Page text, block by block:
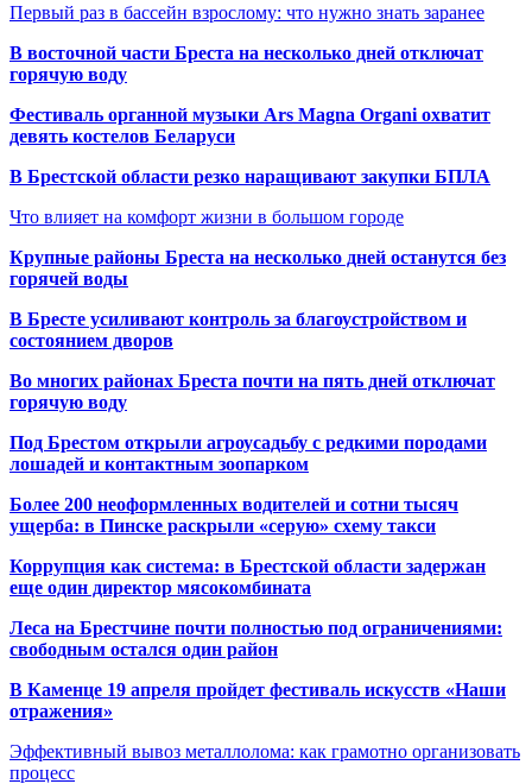
Первый раз в бассейн взрослому: что нужно знать заранее
В восточной части Бреста на несколько дней отключат
горячую воду
Фестиваль органной музыки Ars Magna Organi охватит
девять костелов Беларуси
В Брестской области резко наращивают закупки БПЛА
Что влияет на комфорт жизни в большом городе
Крупные районы Бреста на несколько дней останутся без
горячей воды
В Бресте усиливают контроль за благоустройством и
состоянием дворов
Во многих районах Бреста почти на пять дней отключат
горячую воду
Под Брестом открыли агроусадьбу с редкими породами
лошадей и контактным зоопарком
Более 200 неоформленных водителей и сотни тысяч
ущерба: в Пинске раскрыли «серую» схему такси
Коррупция как система: в Брестской области задержан
еще один директор мясокомбината
Леса на Брестчине почти полностью под ограничениями:
свободным остался один район
В Каменце 19 апреля пройдет фестиваль искусств «Наши
отражения»
Эффективный вывоз металлолома: как грамотно организовать
процесс